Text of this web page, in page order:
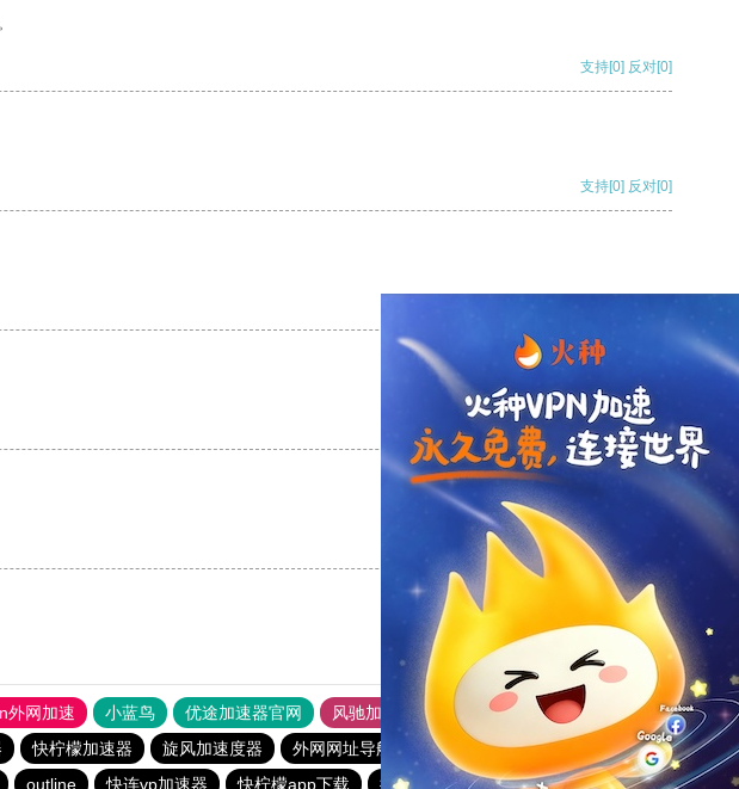
支持[0] 反对[0]
支持[0] 反对[0]
支持 [0] 反对 [0]
支持
外网加速 小蓝鸟 优途加速器官网 风驰加速器
旋风加速器
快柠檬加速器 旋风加速度器 外网网址导航 软件中心 雷霆加速
狂飙加速器
outline 快连vp加速器 快柠檬app下载 推特加速免费软件 ios加速器